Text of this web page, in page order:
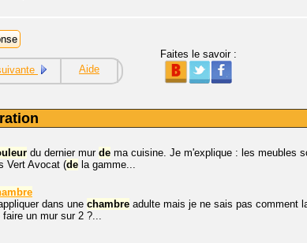
Aide
Faites le savoir :
du dernier mur de ma cuisine. Je m'explique : les meubles
Vert Avocat (de la gamme...
dans une chambre adulte mais je ne sais pas comment
un mur sur 2 ?...